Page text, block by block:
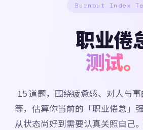
Burnout Index
职业倦
测试。
15 道题，围绕疲惫感、对人与
等，估算你当前的「职业倦怠」
从状态尚好到需要认真关照自己